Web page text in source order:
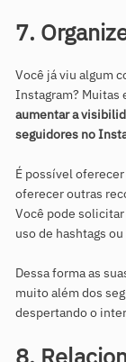
7.
Você já viu algum
Instagram? Muitas
aumentar a
seguidores no
É possível
oferecer outras
Você pode
uso de hashtags
Dessa forma as
muito além dos
despertando o
8.